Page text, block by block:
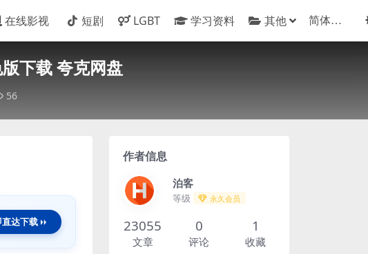
在线影视 短剧 LGBT 学习资料 其他
下载 夸克网盘
56
直达下载
作者信息
泊客
等级 永久会员
23055
文章
0
评论
1
收藏